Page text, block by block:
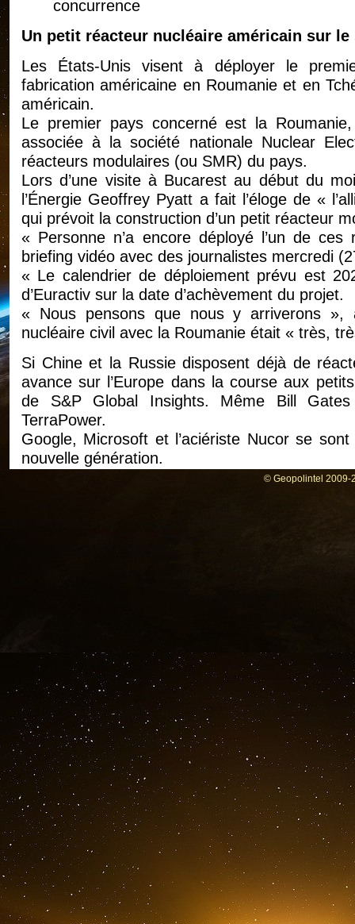
concurrence
Un petit réacteur nucléaire américain sur le
Les États-Unis visent à déployer le
fabrication américaine en Roumanie et en
américain.
Le premier pays concerné est la Roumanie,
associée à la société nationale Nuclear
réacteurs modulaires (ou SMR) du pays.
Lors d’une visite à Bucarest au début du
l’Énergie Geoffrey Pyatt a fait l’éloge de «
qui prévoit la construction d’un petit réacteur
« Personne n’a encore déployé l’un de
briefing vidéo avec des journalistes mercredi
« Le calendrier de déploiement prévu est
d’Euractiv sur la date d’achèvement du projet.
« Nous pensons que nous y arriverons »,
nucléaire civil avec la Roumanie était « très,
Si Chine et la Russie disposent déjà de
avance sur l’Europe dans la course aux
de S&P Global Insights. Même Bill
TerraPower.
Google, Microsoft et l’aciériste Nucor se
nouvelle génération.
Au Forum de Bratislava, l’Italie la Belgique
© Geopolintel 2009-